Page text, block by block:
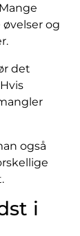
og
det
også
i